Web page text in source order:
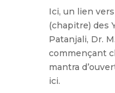
Ici, un lien
(chapitre) des
Patanjali, Dr.
commençant
mantra
ici.